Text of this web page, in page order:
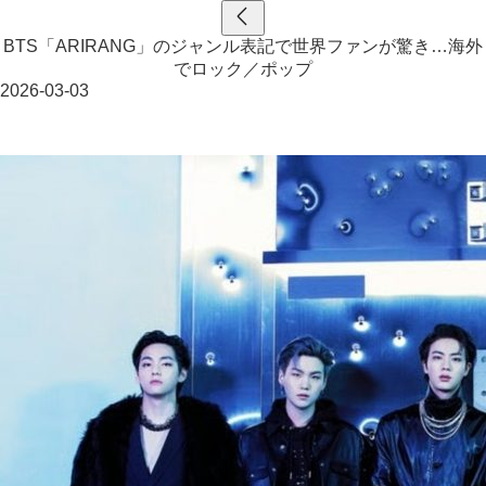
BTS「ARIRANG」のジャンル表記で世界ファンが驚き…海外
でロック／ポップ
2026-03-03